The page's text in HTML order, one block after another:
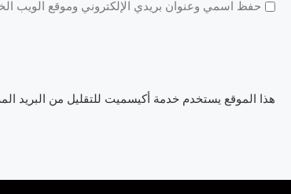
حفظ اسمي وعنوان بريدي الإلكتروني وموقع الويب
هذا الموقع يستخدم خدمة أكيسميت للتقليل من البريد